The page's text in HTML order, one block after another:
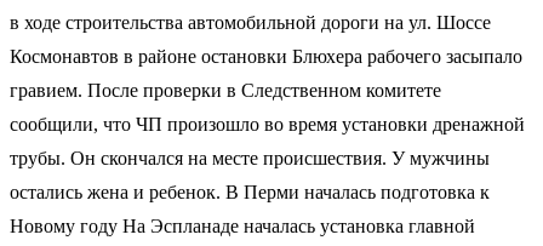
в ходе строительства автомобильной дороги на ул. Шоссе
Космонавтов в районе остановки Блюхера рабочего засыпало
гравием. После проверки в Следственном комитете
сообщили, что ЧП произошло во время установки дренажной
трубы. Он скончался на месте происшествия. У мужчины
остались жена и ребенок. В Перми началась подготовка к
Новому году На Эспланаде началась установка главной